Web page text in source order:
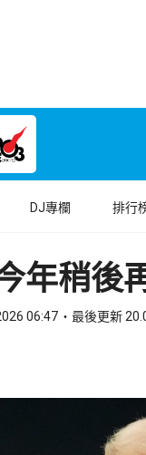
DJ專欄 排行
年稍後
06:47 最後更新